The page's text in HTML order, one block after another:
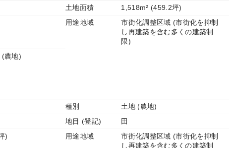
土地面積
1,518m² (459.2坪)
用途地域
市街化調整区域 (市街化を抑制
し再建築を含む多くの建築制
限)
(農地)
種別
土地 (農地)
地目 (登記)
田
) 用途地域
市街化調整区域 (市街化を抑制
し再建築を含む多くの建築制